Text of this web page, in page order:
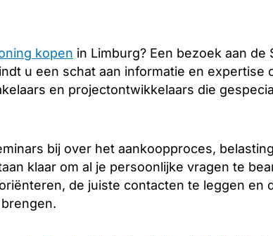
kopen in Limburg? Een bezoek aan
u een schat aan informatie en
en projectontwikkelaars die
bij over het aankoopproces,
klaar om al je persoonlijke vragen te
de juiste contacten te leggen en